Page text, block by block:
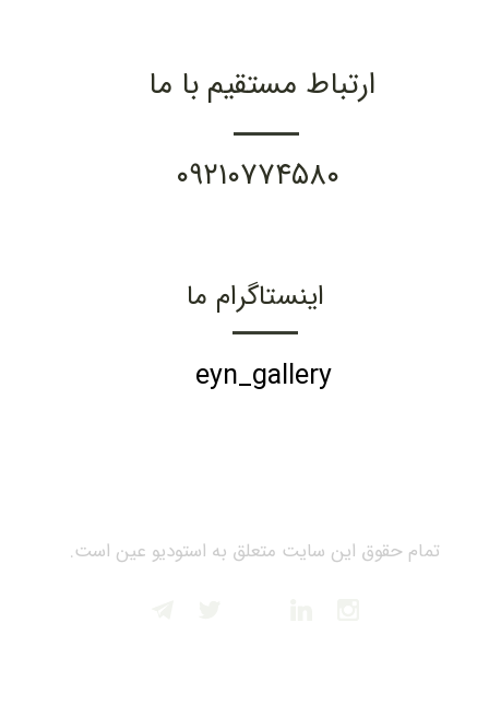
تمام حقوق این سایت متعلق به استودیو عین است.
ارتباط مستقیم با ما
۰۹۲۱۰۷۷۴۵۸۰
اینستاگرام ما
eyn_gallery